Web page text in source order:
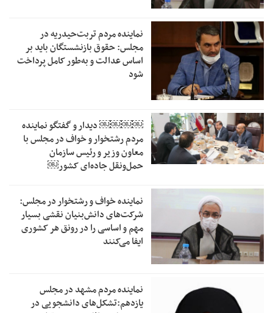
نماینده مردم تربت‌حیدریه در
مجلس: حقوق بازنشستگان باید بر
اساس عدالت و به‌طور کامل پرداخت
شود
￼￼￼￼‏ دیدار و گفتگو نماینده
مردم رشتخوار و خواف در مجلس با
معاون وزیر و رئیس سازمان
حمل‌ونقل جاده‌ای کشور￼
نماینده خواف و رشتخوار در مجلس:
شرکت‌های دانش‌بنیان نقشی بسیار
مهم و اساسی را در رونق هر کشوری
ایفا می‌کنند
نماینده مردم مشهد در مجلس
یازدهم:تشکل‌های دانشجویی در